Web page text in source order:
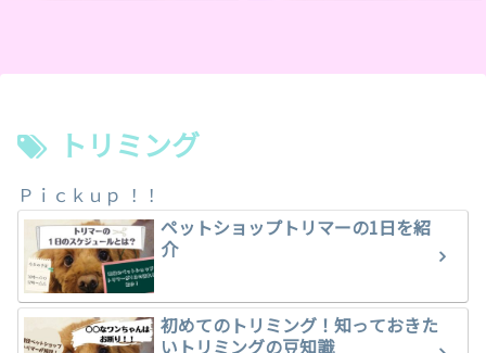
トリミング
Ｐｉｃｋｕｐ ！！
ペットショップトリマーの1日を紹
介
初めてのトリミング！知っておきた
いトリミングの豆知識